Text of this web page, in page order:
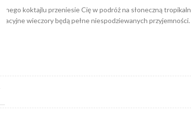
koktajlu przeniesie Cię w podróż na słoneczną
wieczory będą pełne niespodziewanych